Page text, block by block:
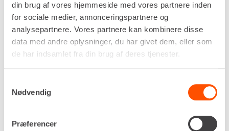
din brug af vores hjemmeside med vores partnere inden
for sociale medier, annonceringspartnere og
analysepartnere. Vores partnere kan kombinere disse
data med andre oplysninger, du har givet dem, eller som
de har indsamlet fra din brug af deres tjenester.
Nødvendig
Præferencer
Drivkraft
Gravedybde, maks.